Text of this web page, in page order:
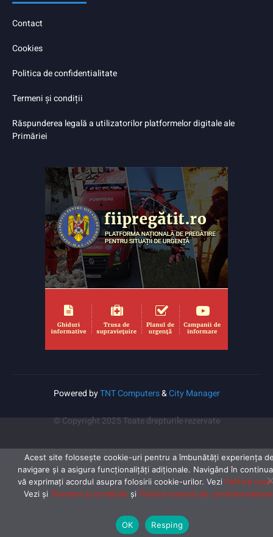
Contact
Cookies
Politica de confidentialitate
Termeni și condiții
Răspunderea legală a utilizatorilor platformelor digitale ale
Primăriei
Powered byTNT Computers&City Manager
© Copyright 2025 Toate drepturile rezervate
Acest site folosește cookie-uri pentru a îmbunătăți experiența
navigare și a asigura funcționalițăți adiționale. Navigând în
vă exprimaţi acordul asupra folosirii cookie-urilor. Vezi Politică
Vezi și Termenii și condițiile și Politica noastră de confidentialitate
OK Resping